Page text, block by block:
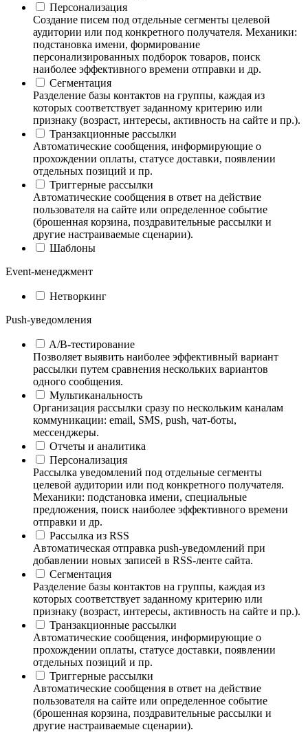
Персонализация
Создание писем под отдельные сегменты целевой
аудитории или под конкретного получателя. Механики:
подстановка имени, формирование
персонализированных подборок товаров, поиск
наиболее эффективного времени отправки и др.
Сегментация
Разделение базы контактов на группы, каждая из
которых соответствует заданному критерию или
признаку (возраст, интересы, активность на сайте и пр.).
Транзакционные рассылки
Автоматические сообщения, информирующие о
прохождении оплаты, статусе доставки, появлении
отдельных позиций и пр.
Триггерные рассылки
Автоматические сообщения в ответ на действие
пользователя на сайте или определенное событие
(брошенная корзина, поздравительные рассылки и
другие настраиваемые сценарии).
Шаблоны
Event-менеджмент
Нетворкинг
Push-уведомления
A/B-тестирование
Позволяет выявить наиболее эффективный вариант
рассылки путем сравнения нескольких вариантов
одного сообщения.
Мультиканальность
Организация рассылки сразу по нескольким каналам
коммуникации: email, SMS, push, чат-боты,
мессенджеры.
Отчеты и аналитика
Персонализация
Рассылка уведомлений под отдельные сегменты
целевой аудитории или под конкретного получателя.
Механики: подстановка имени, специальные
предложения, поиск наиболее эффективного времени
отправки и др.
Рассылка из RSS
Автоматическая отправка push-уведомлений при
добавлении новых записей в RSS-ленте сайта.
Сегментация
Разделение базы контактов на группы, каждая из
которых соответствует заданному критерию или
признаку (возраст, интересы, активность на сайте и пр.).
Транзакционные рассылки
Автоматические сообщения, информирующие о
прохождении оплаты, статусе доставки, появлении
отдельных позиций и пр.
Триггерные рассылки
Автоматические сообщения в ответ на действие
пользователя на сайте или определенное событие
(брошенная корзина, поздравительные рассылки и
другие настраиваемые сценарии).